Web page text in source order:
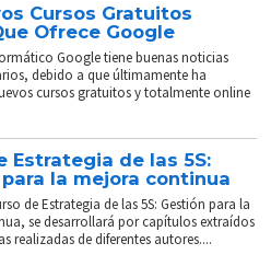
Cursos Gratuitos
Ofrece Google
Google tiene buenas noticias
debido a que últimamente ha
cursos gratuitos y totalmente online
Estrategia de las 5S:
la mejora continua
de Estrategia de las 5S: Gestión para la
se desarrollará por capítulos extraídos
realizadas de diferentes autores....